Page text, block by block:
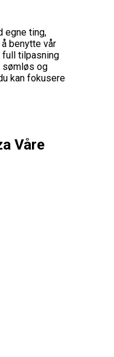
egne ting,
benytte vår
full tilpasning
sømløs og
kan fokusere
Våre